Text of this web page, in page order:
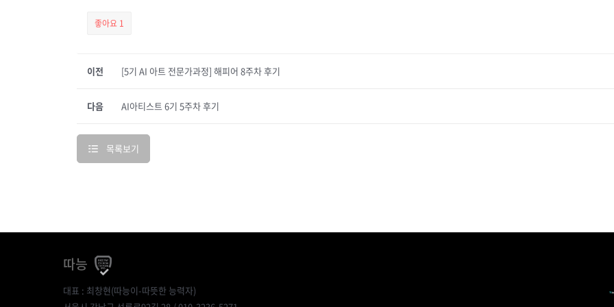
좋아요 1
이전 [5기 AI 아트 전문가과정] 해피어 8주차 후기
AI아티스트 6기 5주차 후기
다음
목록보기
따능
대표 : 최창현(따능이-따뜻한 능력자)